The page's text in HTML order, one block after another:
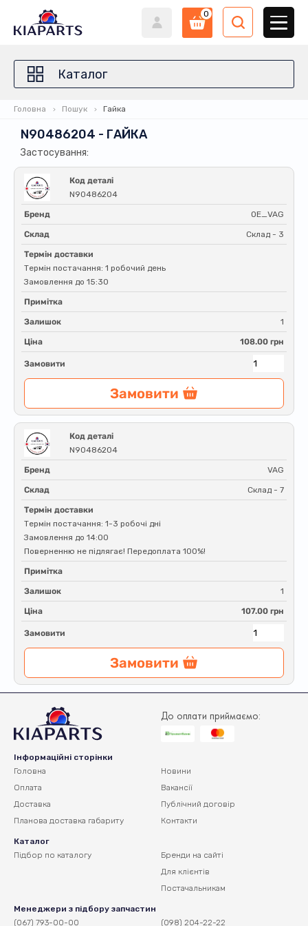
0
Каталог
Головна Пошук Гайка
N90486204 - ГАЙКА
Застосування:
Код деталі
N90486204
Бренд OE_VAG
Склад Склад - 3
Термін доставки
Термін постачання: 1 робочий день
Замовлення до 15:30
Примітка
Залишок 1
Ціна 108.00 грн
Замовити
Замовити
Код деталі
N90486204
Бренд VAG
Склад Склад - 7
Термін доставки
Термін постачання: 1-3 робочі дні
Замовлення до 14:00
Поверненню не підлягає! Передоплата 100%!
Примітка
Залишок 1
Ціна 107.00 грн
Замовити
Замовити
До оплати приймаємо:
Інформаційні сторінки
Головна
Оплата
Доставка
Планова доставка габариту
Новини
Вакансії
Публічний договір
Контакти
Каталог
Підбор по каталогу
Бренди на сайті
Для клієнтів
Постачальникам
Менеджери з підбору запчастин
(067) 793-00-00
(098) 204-22-22